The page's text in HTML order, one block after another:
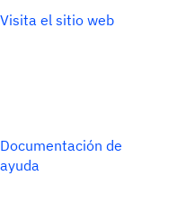
Visita el sitio web
Documentación de
ayuda